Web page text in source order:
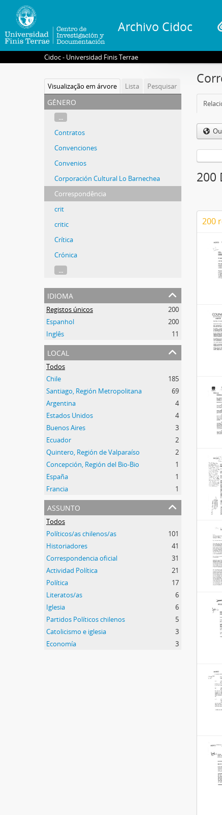
Archivo Cidoc
Cidoc - Universidad Finis Terrae
Visualização em árvore Lista Pesquisar
género
...
Contratos
Convenciones
Convenios
Corporación Cultural Lo Barnechea
Correspondência
crit
critic
Crítica
Crónica
...
idioma
Registos únicos
200
Espanhol
200
Inglês
11
local
Todos
Chile
185
Santiago, Región Metropolitana
69
Argentina
4
Estados Unidos
4
Buenos Aires
3
Ecuador
2
Quintero, Región de Valparaíso
2
Concepción, Región del Bio-Bio
1
España
1
Francia
1
assunto
Todos
Políticos/as chilenos/as
101
Historiadores
41
Correspondencia oficial
31
Actividad Política
21
Política
17
Literatos/as
6
Iglesia
6
Partidos Políticos chilenos
5
Catolicismo e iglesia
3
Economía
3
200
200